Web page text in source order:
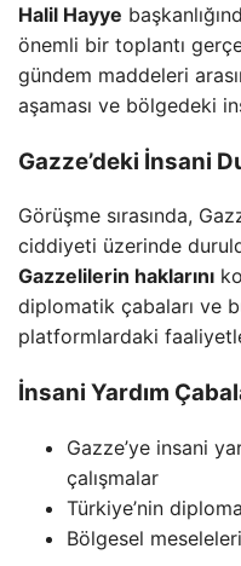
Halil Hayye
önemli bir toplantı
gündem maddeleri
aşaması ve bölgedeki
Gazze’deki İnsani
Görüşme sırasında,
ciddiyeti üzerinde
Gazzelilerin haklarını
diplomatik çabaları ve
platformlardaki
İnsani Yardım
Gazze’ye insani
çalışmalar
Türkiye’nin
Bölgesel